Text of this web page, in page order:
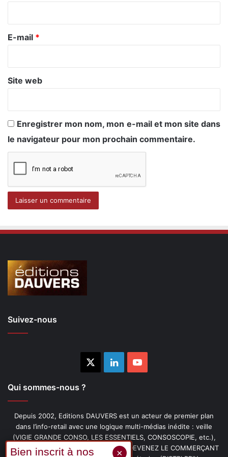
r
e
E-mail *
Site web
Enregistrer mon nom, mon e-mail et mon site dans
le navigateur pour mon prochain commentaire.
Suivez-nous
LinkedinYouTube
Qui sommes-nous ?
Depuis 2002, Editions DAUVERS est un acteur de premier plan
dans l’info-retail avec une logique multi-médias inédite : veille
(VIGIE GRANDE CONSO, LES ESSENTIELS, CONSOSCOPIE, etc.),
livres (PENSER-CLIENT, IMAGE-PRIX, DEVENEZ LE COMMERÇANT